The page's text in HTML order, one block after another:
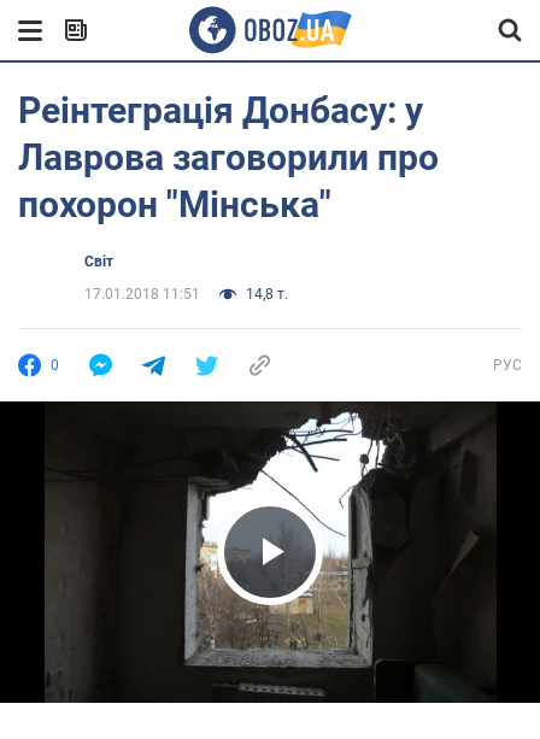
Реінтеграція Донбасу: у
Лаврова заговорили про
похорон "Мінська"
Світ
17.01.2018 11:51
14,8 т.
0 РУС
Play Video